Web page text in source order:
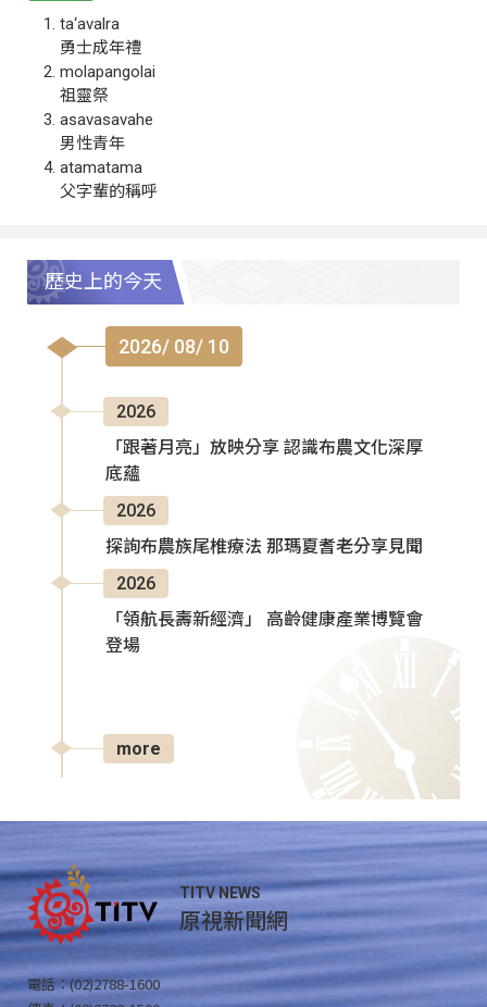
ta‘avalra
勇士成年禮
molapangolai
祖靈祭
asavasavahe
男性青年
atamatama
父字輩的稱呼
歷史上的今天
2026/ 08/ 10
2026
「跟著月亮」放映分享 認識布農文化深厚
底蘊
2026
探詢布農族尾椎療法 那瑪夏耆老分享見聞
2026
「領航長壽新經濟」 高齡健康產業博覽會
登場
more
TITV NEWS
原視新聞網
電話：(02)2788-1600